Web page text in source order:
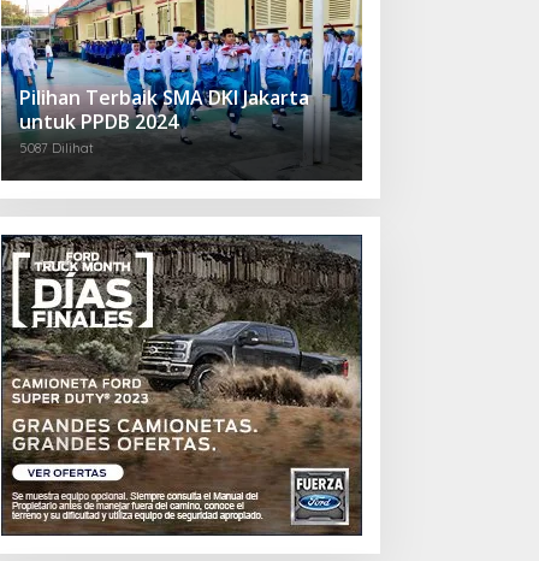
Pilihan Terbaik SMA DKI Jakarta
untuk PPDB 2024
5087 Dilihat